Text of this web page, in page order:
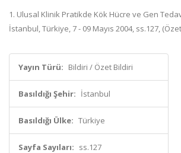
1. Ulusal Klinik Pratikde Kök Hücre ve Gen
İstanbul, Türkiye, 7 - 09 Mayıs 2004, ss.127,
Yayın Türü: Bildiri / Özet Bildiri
Basıldığı Şehir: İstanbul
Basıldığı Ülke: Türkiye
Sayfa Sayıları: ss.127